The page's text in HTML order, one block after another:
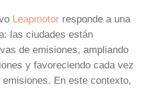
Leapmotor responde a una
las ciudades están
de emisiones, ampliando
y favoreciendo cada vez
En este contexto,